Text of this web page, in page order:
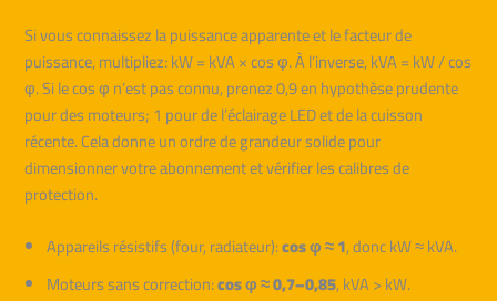
Si vous connaissez la puissance apparente et le facteur de
puissance, multipliez: kW = kVA × cos φ. À l’inverse, kVA = kW / cos
φ. Si le cos φ n’est pas connu, prenez 0,9 en hypothèse prudente
pour des moteurs; 1 pour de l’éclairage LED et de la cuisson
récente. Cela donne un ordre de grandeur solide pour
dimensionner votre abonnement et vérifier les calibres de
protection.
Appareils résistifs (four, radiateur):cos φ ≈ 1, donc kW ≈ kVA.
Moteurs sans correction:cos φ ≈ 0,7–0,85, kVA > kW.